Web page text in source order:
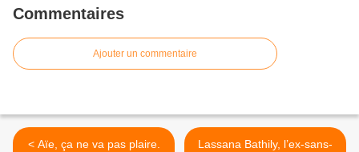
Commentaires
Ajouter un commentaire
< Aïe, ça ne va pas plaire.
Lassana Bathily, l’ex-sans-